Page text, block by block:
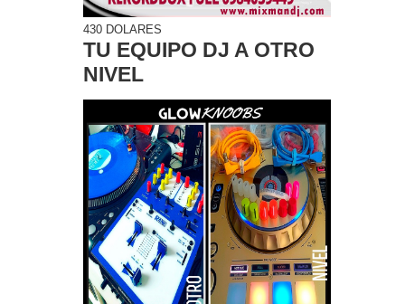
430 DOLARES
TU EQUIPO DJ A OTRO
NIVEL